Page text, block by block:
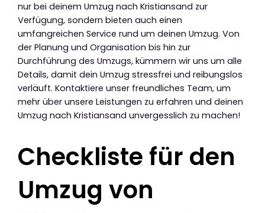
nur bei deinem Umzug nach Kristiansand zur
Verfügung, sondern bieten auch einen
umfangreichen Service rund um deinen Umzug. Von
der Planung und Organisation bis hin zur
Durchführung des Umzugs, kümmern wir uns um alle
Details, damit dein Umzug stressfrei und reibungslos
verläuft. Kontaktiere unser freundliches Team, um
mehr über unsere Leistungen zu erfahren und deinen
Umzug nach Kristiansand unvergesslich zu machen!
Checkliste für den
Umzug von